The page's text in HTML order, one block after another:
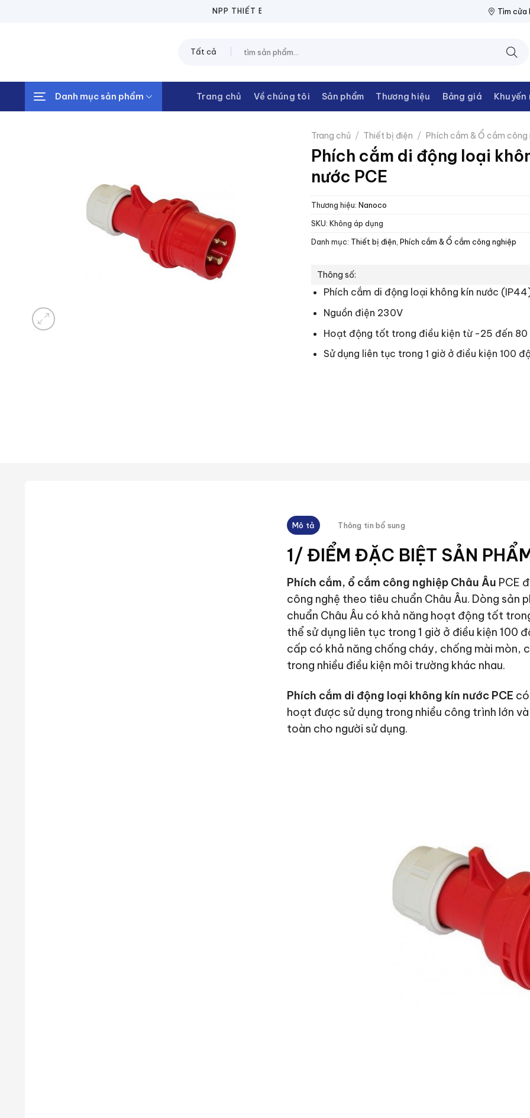
NPP THIẾT BỊ ĐIỆN THANH CHÂU NPPTìm cửa
kiếm:
Danh mục sản phẩm Trang chủ Về chúng tôi Sản phẩm Thương hiệu Bảng giá Khuyến
Trang chủ / Thiết bị điện / Phích cắm & Ổ cắm công
Phích cắm di động loại
nước PCE
Thương hiệu: Nanoco
SKU: Không áp dụng
Danh mục: Thiết bị điện Phích cắm & Ổ cắm công nghiệp
Thông số:
Phích cắm di động loại không kín nước
Nguồn điện 230V
Hoạt động tốt trong điều kiện từ -25 đến 80
Sử dụng liên tục trong 1 giờ ở điều kiện 100
Mô tả Thông tin bổ sung
1/ ĐIỂM ĐẶC BIỆT SẢN
Phích cắm, ổ cắm công nghiệp Châu Âu PCE
công nghệ theo tiêu chuẩn Châu Âu. Dòng sản
chuẩn Châu Âu có khả năng hoạt động tốt
thể sử dụng liên tục trong 1 giờ ở điều kiện 100
cấp có khả năng chống cháy, chống mài mòn,
trong nhiều điều kiện môi trường khác nhau.
Phích cắm di động loại không kín nước PCE
hoạt được sử dụng trong nhiều công trình lớn
toàn cho người sử dụng.